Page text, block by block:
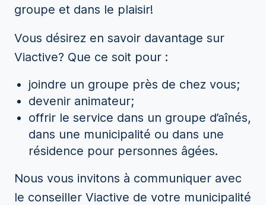
groupe et dans le plaisir!
Vous désirez en savoir davantage sur
Viactive? Que ce soit pour :
joindre un groupe près de chez vous;
devenir animateur;
offrir le service dans un groupe d’aînés,
dans une municipalité ou dans une
résidence pour personnes âgées.
Nous vous invitons à communiquer avec
le conseiller Viactive de votre municipalité